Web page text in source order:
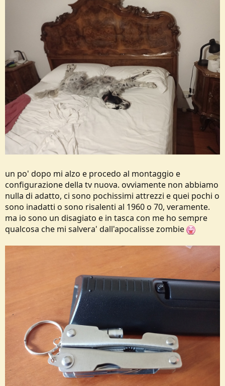
un po' dopo mi alzo e procedo al montaggio e
configurazione della tv nuova. ovviamente non abbiamo
nulla di adatto, ci sono pochissimi attrezzi e quei pochi o
sono inadatti o sono risalenti al 1960 o 70, veramente.
ma io sono un disagiato e in tasca con me ho sempre
qualcosa che mi salvera' dall'apocalisse zombie